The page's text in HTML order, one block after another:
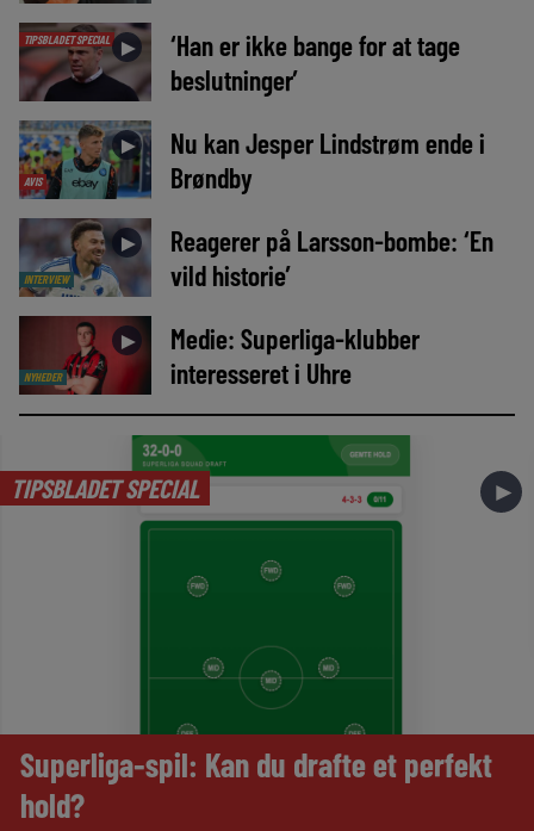
TIPSBLADET SPECIAL ►
‘Han er ikke bange for at tage
beslutninger’
AVIS
►
Nu kan Jesper Lindstrøm ende i
Brøndby
INTERVIEW
►
Reagerer på Larsson-bombe: ‘En
vild historie’
NYHEDER
►
Medie: Superliga-klubber
interesseret i Uhre
TIPSBLADET SPECIAL ►
Superliga-spil: Kan du drafte et perfekt
hold?